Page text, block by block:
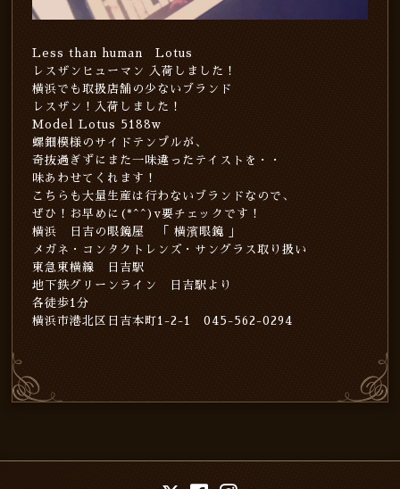
Less than human Lotus
レスザンヒューマン 入荷しました！
横浜でも取扱店舗の少ないブランド
レスザン！入荷しました！
Model Lotus 5188w
螺鈿模様のサイドテンプルが、
奇抜過ぎずにまた一味違ったテイストを・・
味あわせてくれます！
こちらも大量生産は行わないブランドなので、
ぜひ！お早めに(*^^)v要チェックです！
横浜 日吉の眼鏡屋 「 横濱眼鏡 」
メガネ・コンタクトレンズ・サングラス取り扱い
東急東横線 日吉駅
地下鉄グリーンライン 日吉駅より
各徒歩1分
横浜市港北区日吉本町1-2-1 045-562-0294